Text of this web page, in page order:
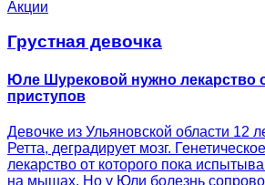
Акции
Грустная девочка
Юле Шурековой нужно лекарство
приступов
Девочке из Ульяновской области 12
Ретта, деградирует мозг.
лекарство от которого пока
на мышах. Но у Юли болезнь